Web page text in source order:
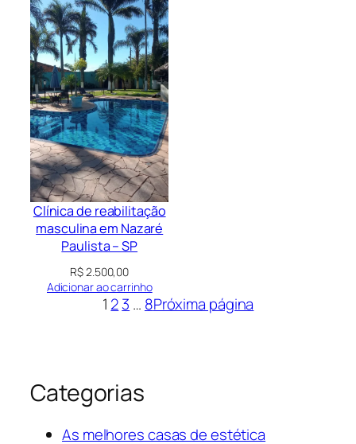
Clínica de reabilitação
masculina em Nazaré
Paulista – SP
R$2.500,00
Adicionar ao carrinho
1 23 … 8Próxima página
Categorias
As melhores casas de estética